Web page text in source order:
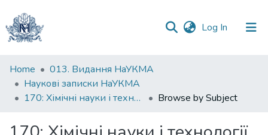
Log In (current)
Communities
&
Collections
Home
013. Видання НаУКМА
Наукові записки НаУКМА
170: Хімічні науки і технології
Browse by Subject